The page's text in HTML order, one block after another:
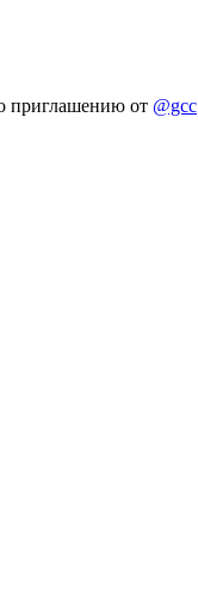
приглашению от @gcc